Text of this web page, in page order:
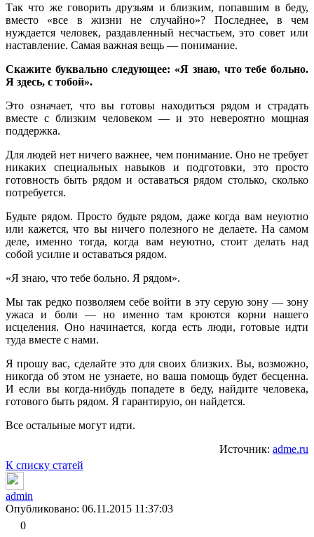
Так что же говорить друзьям и близким, попавшим в беду,
вместо «все в жизни не случайно»? Последнее, в чем
нуждается человек, раздавленный несчастьем, это совет или
наставление. Самая важная вещь — понимание.
Скажите буквально следующее: «Я знаю, что тебе больно.
Я здесь, с тобой».
Это означает, что вы готовы находиться рядом и страдать
вместе с близким человеком — и это невероятно мощная
поддержка.
Для людей нет ничего важнее, чем понимание. Оно не требует
никаких специальных навыков и подготовки, это просто
готовность быть рядом и оставаться рядом столько, сколько
потребуется.
Будьте рядом. Просто будьте рядом, даже когда вам неуютно
или кажется, что вы ничего полезного не делаете. На самом
деле, именно тогда, когда вам неуютно, стоит делать над
собой усилие и оставаться рядом.
«Я знаю, что тебе больно. Я рядом».
Мы так редко позволяем себе войти в эту серую зону — зону
ужаса и боли — но именно там кроются корни нашего
исцеления. Оно начинается, когда есть люди, готовые идти
туда вместе с нами.
Я прошу вас, сделайте это для своих близких. Вы, возможно,
никогда об этом не узнаете, но ваша помощь будет бесценна.
И если вы когда-нибудь попадете в беду, найдите человека,
готового быть рядом. Я гарантирую, он найдется.
Все остальные могут идти.
Источник: adme.ru
К списку статей
admin
Опубликовано: 06.11.2015 11:37:03
0